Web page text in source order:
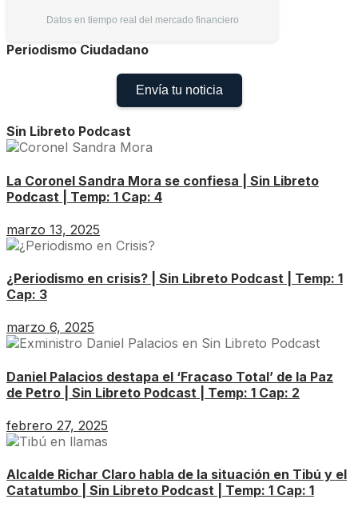
Datos en tiempo real del mercado financiero
Periodismo Ciudadano
Envía tu noticia
Sin Libreto Podcast
La Coronel Sandra Mora se confiesa | Sin Libreto
Podcast | Temp: 1 Cap: 4
marzo 13, 2025
¿Periodismo en crisis? | Sin Libreto Podcast | Temp: 1
Cap: 3
marzo 6, 2025
Daniel Palacios destapa el ‘Fracaso Total’ de la Paz
de Petro | Sin Libreto Podcast | Temp: 1 Cap: 2
febrero 27, 2025
Alcalde Richar Claro habla de la situación en Tibú y el
Catatumbo | Sin Libreto Podcast | Temp: 1 Cap: 1